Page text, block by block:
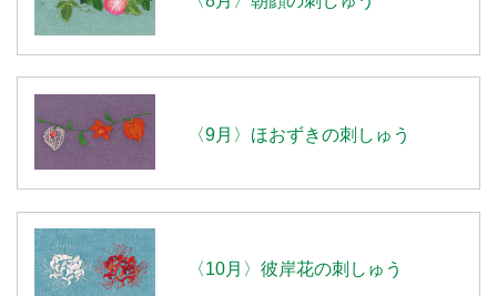
〈9月〉ほおずきの刺しゅう
〈10月〉彼岸花の刺しゅう